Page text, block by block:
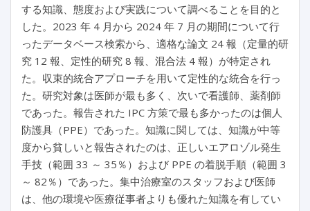
する知識、態度および実践について調べることを目的と
した。2023 年 4 月から 2024 年 7 月の期間について行
ったデータベース検索から、適格な論文 24 報（定量的研
究 12 報、定性的研究 8 報、混合法 4 報）が特定され
た。収束的統合アプローチを用いて定性的な統合を行っ
た。研究対象は医師が最も多く、次いで看護師、薬剤師
であった。報告された IPC 方策で最も多かったのは個人
防護具（PPE）であった。知識に関しては、知識が中等
度から貧しいと報告されたのは、正しいエアロゾル発生
手技（範囲 33 ～ 35％）および PPE の着脱手順（範囲 3
～ 82％）であった。集中治療室のスタッフおよび医師
は、他の環境や医療従事者よりも優れた知識を有してい